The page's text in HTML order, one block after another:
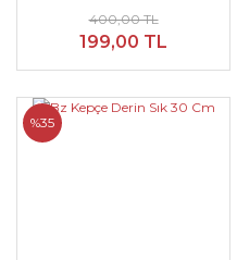
400,00 TL
199,00 TL
%35